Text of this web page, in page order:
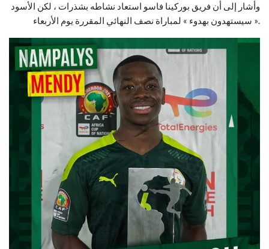
وأشار إلى أن فريق بوركينا فاسو استعاد نشاطه بشذرات ، لكن الأسود
« سيستهدون بهدوء » لمباراة نصف النهائي المقررة يوم الأربعاء.